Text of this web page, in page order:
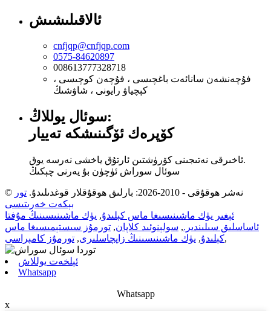
ئالاقىلىشىش
cnfjqp@cnfjqp.com
0575-84620897
008613777328718
فۇچەنشەن سانائەت باغچىسى ، فۇچەن كوچىسى ،
كېچياۋ رايونى ، شاۋشىڭ
سوئال يوللاڭ:
كۆپرەك ئۆگىنىشكە تەييار
ئاخىرقى نەتىجىنى كۆرۈشتىن ئارتۇق ياخشى نەرسە يوق.
سوئال سوراش ئۈچۈن بۇ يەرنى چېكىڭ
© نەشر ھوقۇقى - 2010-2026: بارلىق ھوقۇقلار قوغدىلىدۇ.
تور
بېكەت خەرىتىسى
ئېغىر يۈك ماشىنىسىغا ماس كېلىدۇ, يۈك ماشىنىسىنىڭ مۇفتا
ئاساسلىق سىلىندىر., سولېنوئىد كلاپان, تورمۇز سىستېمىسىغا ماس
كېلىدۇ, يۈك ماشىنىسىنىڭ زاپچاسلىرى, تورمۇز كامېراسى ,
ئېلخەت يوللاش
Whatsapp
Whatsapp
x